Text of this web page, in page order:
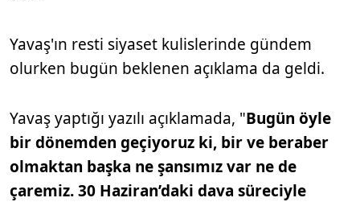
Yavaş'ın resti siyaset kulislerinde gündem
olurken bugün beklenen açıklama da geldi.
Yavaş yaptığı yazılı açıklamada, "Bugün öyle
bir dönemden geçiyoruz ki, bir ve beraber
olmaktan başka ne şansımız var ne de
çaremiz. 30 Haziran’daki dava süreciyle